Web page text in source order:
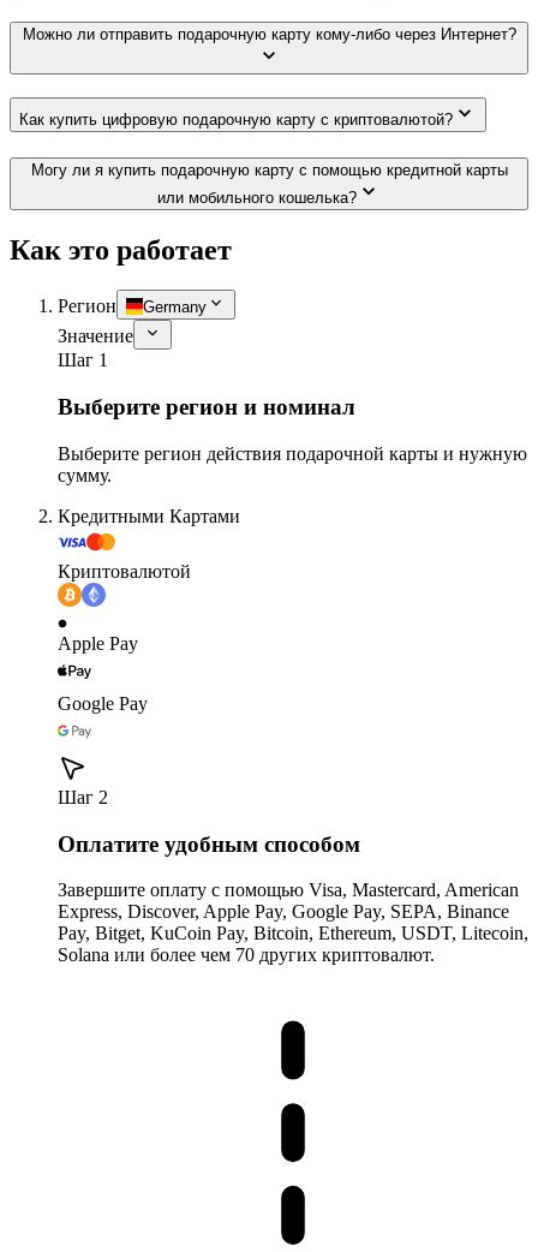
Можно ли отправить подарочную карту кому-либо через Интернет?
Как купить цифровую подарочную карту с криптовалютой?
Могу ли я купить подарочную карту с помощью кредитной карты
или мобильного кошелька?
Как это работает
Регион Germany
Значение
Шаг 1
Выберите регион и номинал
Выберите регион действия подарочной карты и нужную
сумму.
Кредитными Картами
Криптовалютой
Apple Pay
Google Pay
Шаг 2
Оплатите удобным способом
Завершите оплату с помощью Visa, Mastercard, American
Express, Discover, Apple Pay, Google Pay, SEPA, Binance
Pay, Bitget, KuCoin Pay, Bitcoin, Ethereum, USDT, Litecoin,
Solana или более чем 70 других криптовалют.